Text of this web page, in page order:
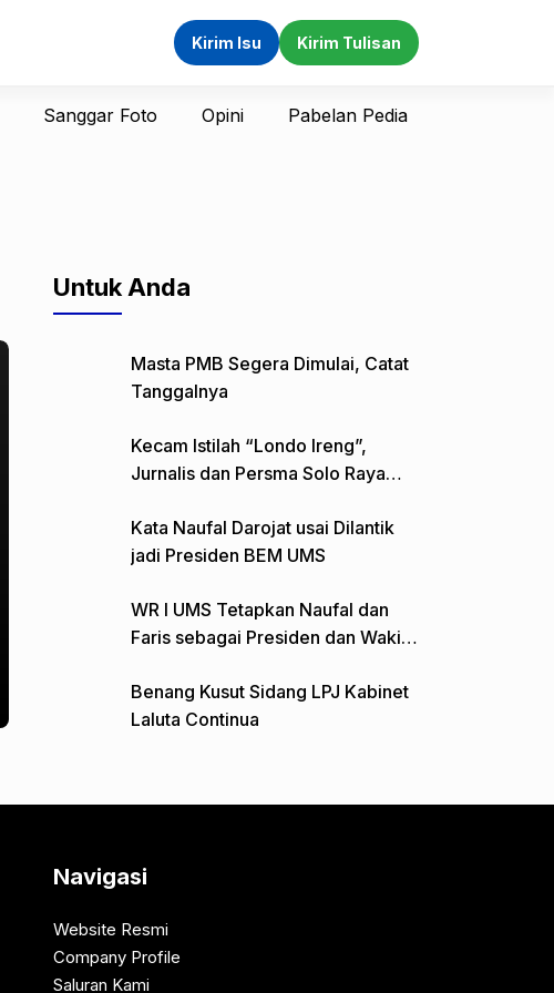
Kirim Isu Kirim Tulisan
Sanggar Foto Opini Pabelan Pedia
Untuk Anda
Masta PMB Segera Dimulai, Catat
Tanggalnya
Kecam Istilah “Londo Ireng”,
Jurnalis dan Persma Solo Raya
Kata Naufal Darojat usai Dilantik
jadi Presiden BEM UMS
WR I UMS Tetapkan Naufal dan
Faris sebagai Presiden dan Wakil
Benang Kusut Sidang LPJ Kabinet
Laluta Continua
Navigasi
Website Resmi
Company Profile
Saluran Kami